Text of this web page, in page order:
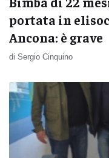
portata in
Ancona: è grave
di Sergio Cinquino